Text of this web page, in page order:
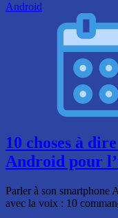
Android
10 choses à
Android pour
Parler à son smartphone
avec la voix : 10